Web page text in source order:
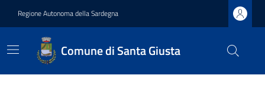
Regione Autonoma della Sardegna
Comune di Santa Giusta